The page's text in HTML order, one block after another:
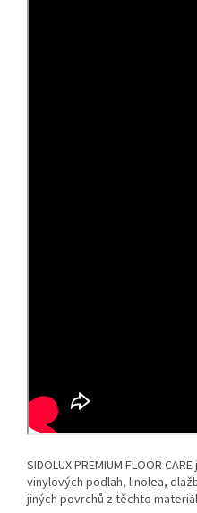
SIDOLUX PREMIUM FLOOR
vinylových podlah, linolea,
jiných povrchů z těchto